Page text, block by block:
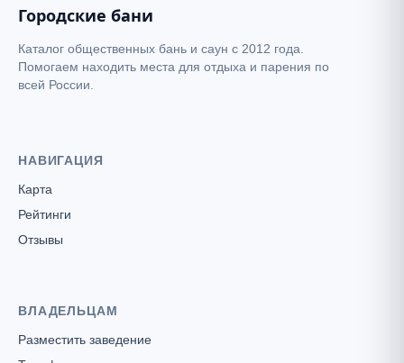
Городские бани
Каталог общественных бань и саун с 2012 года.
Помогаем находить места для отдыха и парения по
всей России.
НАВИГАЦИЯ
Карта
Рейтинги
Отзывы
ВЛАДЕЛЬЦАМ
Разместить заведение